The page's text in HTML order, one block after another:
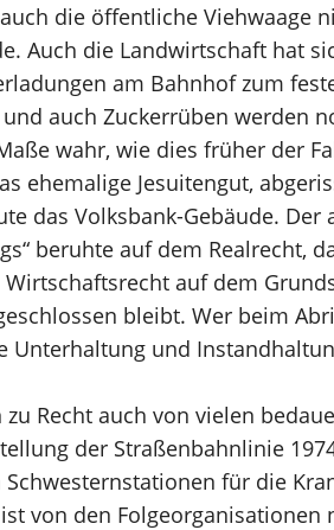
die öffentliche
Auch die Landwirtschaft hat
am Bahnhof zum
auch Zuckerrüben werden
wahr, wie dies früher der
ehemalige Jesuitengut,
das Volksbank-Gebäude.
beruhte auf dem Realrecht,
auf dem
bleibt. Wer beim
Unterhaltung und
Recht auch von vielen
der Straßenbahnlinie
für die
von den Folgeorganisationen